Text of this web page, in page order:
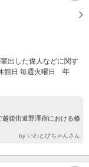
出した偉人などに関す
館日 毎週火曜日 年
後街道野澤宿における修
by いわとびちゃんさん